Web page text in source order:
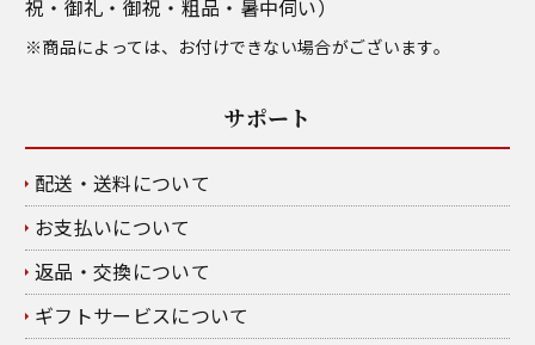
祝・御礼・御祝・粗品・暑中伺い）
※商品によっては、お付けできない場合がございます。
サポート
配送・送料について
お支払いについて
返品・交換について
ギフトサービスについて